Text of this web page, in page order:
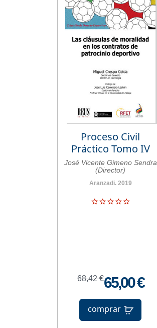
Proceso Civil
Práctico Tomo IV
José Vicente Gimeno Sendra
(Director)
Aranzadi. 2019
68,42 €65,00 €
comprar